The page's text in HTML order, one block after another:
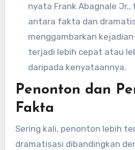
nyata Frank Abagnale Jr.,
antara fakta dan
menggambarkan
terjadi lebih cepat atau
daripada kenyataannya.
Penonton dan
Fakta
Sering kali, penonton lebih tertarik pada
dramatisasi dibandingkan